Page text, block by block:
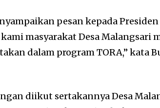
pesan kepada
masyarakat Desa Malangsari
dalam program TORA,” kata
diikut sertakannya Desa